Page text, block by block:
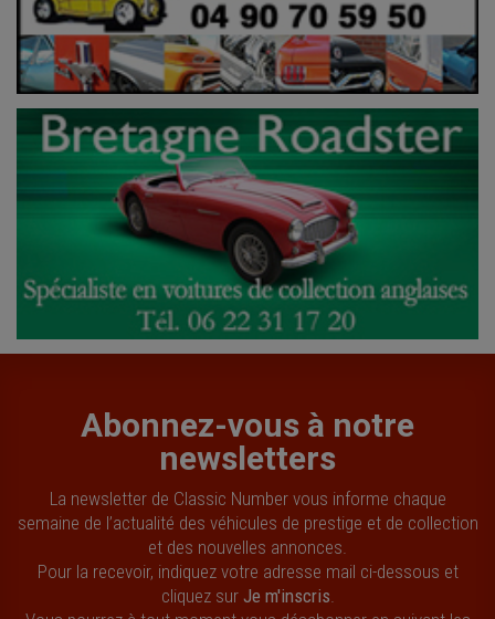
Abonnez-vous à notre
newsletters
La newsletter de Classic Number vous informe chaque
semaine de l’actualité des véhicules de prestige et de collection
et des nouvelles annonces.
Pour la recevoir, indiquez votre adresse mail ci-dessous et
cliquez sur Je m'inscris